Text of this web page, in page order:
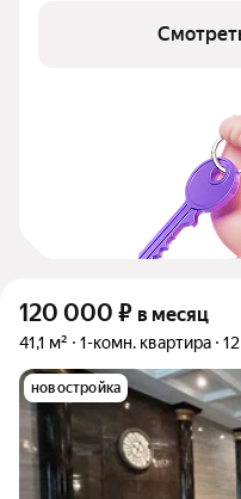
120 000 ₽ в месяц
41,1 м² 1-комн. квартира
новостройка